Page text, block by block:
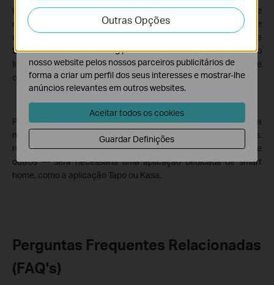
O Deco Smart Home é ideal para iniciar a sua experiência de
casa inteligente, respondendo às necessidades básicas de
utilizadores iniciantes. Suporta um número limitado de
tipos/modelos de dispositivos e funcionalidades, como
ligar/desligar, horários, ajuste de cor/brilho, visualização de
consumo energético, atalhos (cenários) e automações.
Para funcionalidades mais avançadas e para gerir uma gama
mais alargada de dispositivos inteligentes — como câmaras,
robots aspiradores, válvulas termostáticas inteligentes, entre
outros — será necessária uma aplicação dedicada de smart
home, como a aplicação Tapo ou Kasa.
Perguntas Frequentes Relacionadas
(FAQ's)
Outras Opções
Os cookies de analise permite-nos analisar as suas
atividades no nosso website para melhorar e ajustar a
funcionalidade do nosso website.
O cookies de marketing podem ser definidos através do
nosso website pelos nossos parceiros publicitários de
forma a criar um perfil dos seus interesses e mostrar-lhe
anúncios relevantes em outros websites.
Aceitar todos os cookies
Guardar Definições